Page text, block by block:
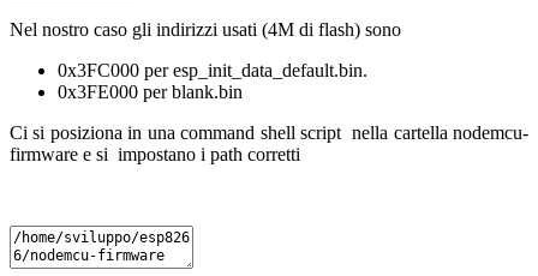
Nel nostro caso gli indirizzi usati (4M di flash) sono
0x3FC000 per esp_init_data_default.bin.
0x3FE000 per blank.bin
Ci si posiziona in una command shell script nella cartella nodemcu-
firmware e si impostano i path corretti